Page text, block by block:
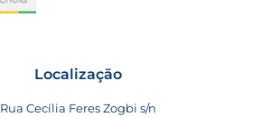
Localização
Rua Cecília Feres Zogbi s/n